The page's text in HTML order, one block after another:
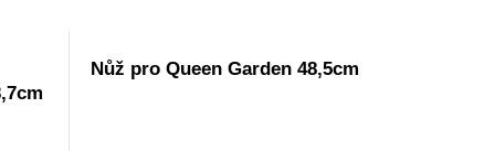
Nůž pro Queen Garden 48,5cm